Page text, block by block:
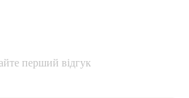
перший відгук